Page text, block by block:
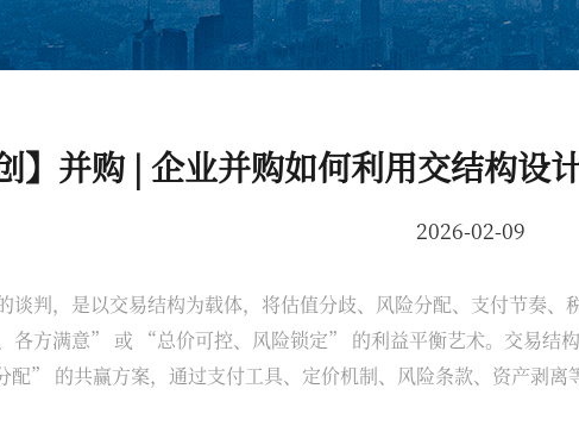
】并购 | 企业并购如何利用交结构设
2026-02-09
谈判，是以交易结构为载体，将估值分歧、风险分配、支付节奏
各方满意” 或 “总价可控、风险锁定” 的利益平衡艺术。交易结
配” 的共赢方案，通过支付工具、定价机制、风险条款、资产剥离